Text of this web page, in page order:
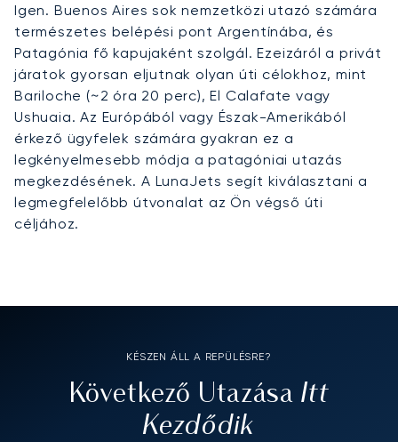
Igen. Buenos Aires sok nemzetközi utazó számára
természetes belépési pont Argentínába, és
Patagónia fő kapujaként szolgál. Ezeizáról a privát
járatok gyorsan eljutnak olyan úti célokhoz, mint
Bariloche (~2 óra 20 perc), El Calafate vagy
Ushuaia. Az Európából vagy Észak-Amerikából
érkező ügyfelek számára gyakran ez a
legkényelmesebb módja a patagóniai utazás
megkezdésének. A LunaJets segít kiválasztani a
legmegfelelőbb útvonalat az Ön végső úti
céljához.
KÉSZEN ÁLL A REPÜLÉSRE?
Következő Utazása Itt
Kezdődik